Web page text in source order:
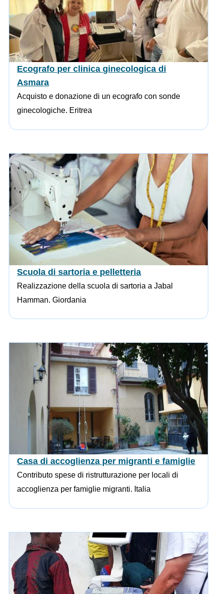
Ecografo per clinica ginecologica di
Asmara
Acquisto e donazione di un ecografo con sonde
ginecologiche. Eritrea
Scuola di sartoria e pelletteria
Realizzazione della scuola di sartoria a Jabal
Hamman. Giordania
Casa di accoglienza per migranti e famiglie
Contributo spese di ristrutturazione per locali di
accoglienza per famiglie migranti. Italia